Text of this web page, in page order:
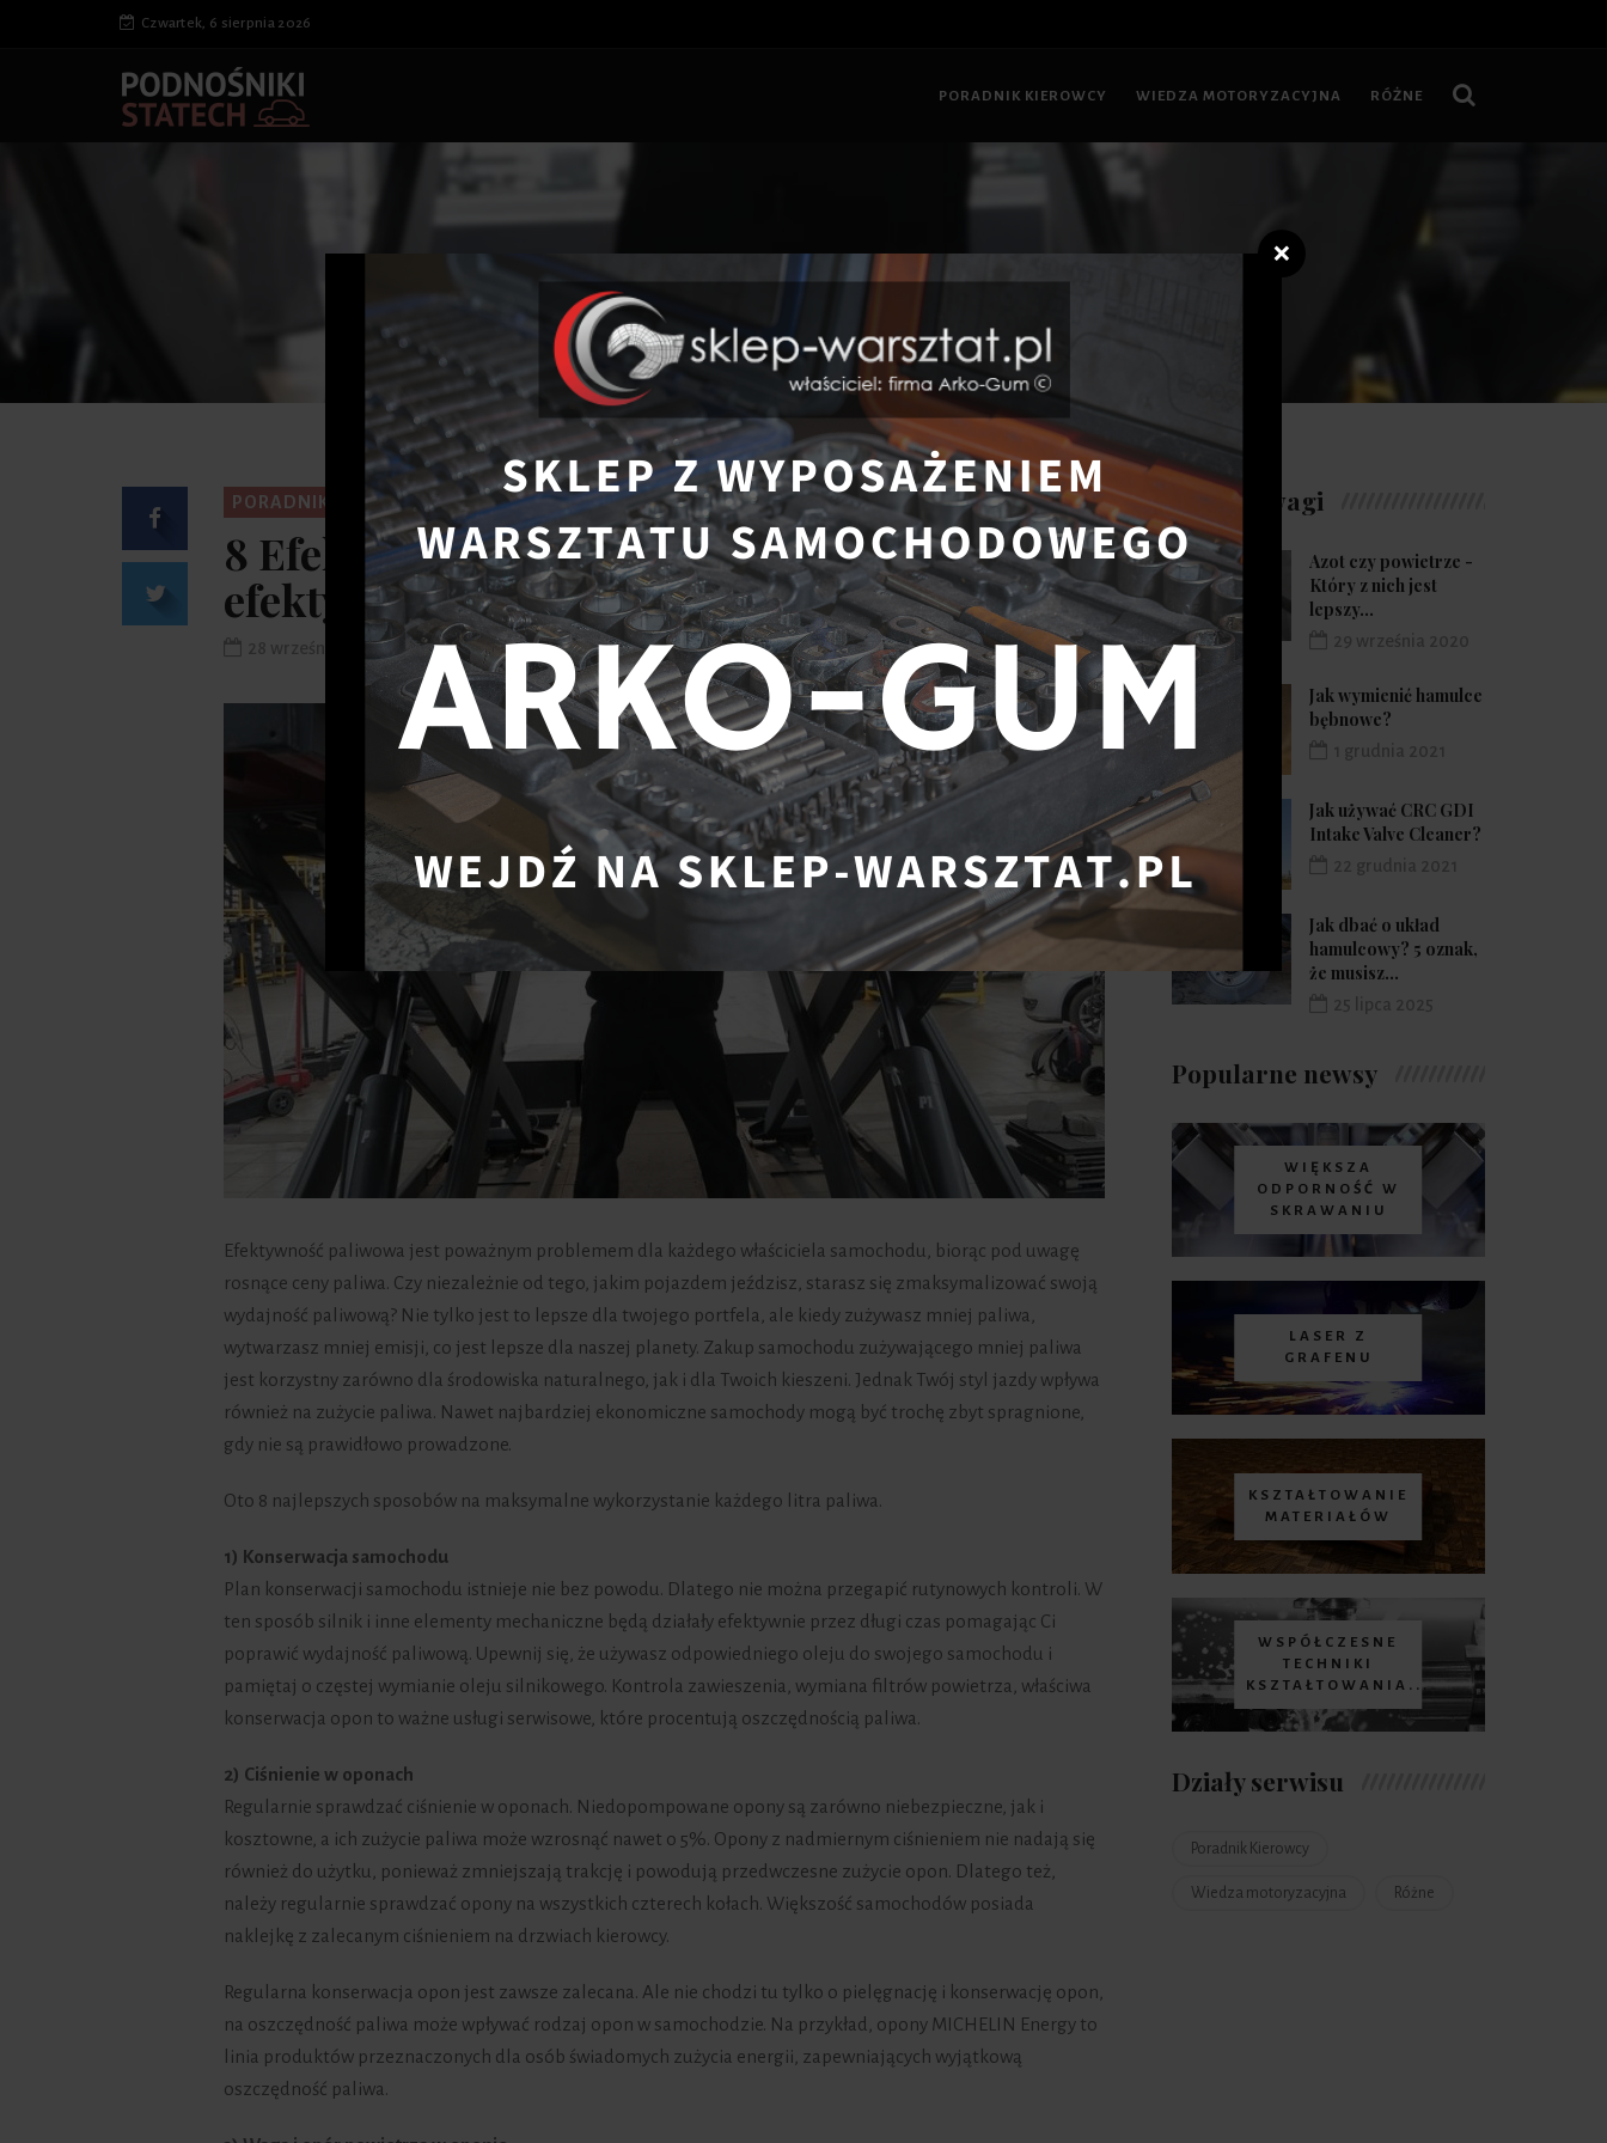
Czwartek, 6 sierpnia 2026
PORADNIK KIEROWCY WIEDZA MOTORYZACYJNA RÓŻNE
8 Efektywnych sposobów poprawy efektywności...
PORADNIK KIEROWCY
8 Efektywnych sposobów poprawy
efektywności paliwowej twojego pojazdu
28 września 2020
Efektywność paliwowa jest poważnym problemem dla każdego właściciela samochodu, biorąc pod uwagę
rosnące ceny paliwa. Czy niezależnie od tego, jakim pojazdem jeździsz, starasz się zmaksymalizować swoją
wydajność paliwową? Nie tylko jest to lepsze dla twojego portfela, ale kiedy zużywasz mniej paliwa,
wytwarzasz mniej emisji, co jest lepsze dla naszej planety. Zakup samochodu zużywającego mniej paliwa
jest korzystny zarówno dla środowiska naturalnego, jak i dla Twoich kieszeni. Jednak Twój styl jazdy wpływa
również na zużycie paliwa. Nawet najbardziej ekonomiczne samochody mogą być trochę zbyt spragnione,
gdy nie są prawidłowo prowadzone.
Oto 8 najlepszych sposobów na maksymalne wykorzystanie każdego litra paliwa.
1) Konserwacja samochodu
Plan konserwacji samochodu istnieje nie bez powodu. Dlatego nie można przegapić rutynowych kontroli. W
ten sposób silnik i inne elementy mechaniczne będą działały efektywnie przez długi czas pomagając Ci
poprawić wydajność paliwową. Upewnij się, że używasz odpowiedniego oleju do swojego samochodu i
pamiętaj o częstej wymianie oleju silnikowego. Kontrola zawieszenia, wymiana filtrów powietrza, właściwa
konserwacja opon to ważne usługi serwisowe, które procentują oszczędnością paliwa.
2) Ciśnienie w oponach
Regularnie sprawdzać ciśnienie w oponach. Niedopompowane opony są zarówno niebezpieczne, jak i
kosztowne, a ich zużycie paliwa może wzrosnąć nawet o 5%. Opony z nadmiernym ciśnieniem nie nadają się
również do użytku, ponieważ zmniejszają trakcję i powodują przedwczesne zużycie opon. Dlatego też,
należy regularnie sprawdzać opony na wszystkich czterech kołach. Większość samochodów posiada
naklejkę z zalecanym ciśnieniem na drzwiach kierowcy.
Regularna konserwacja opon jest zawsze zalecana. Ale nie chodzi tu tylko o pielęgnację i konserwację opon,
na oszczędność paliwa może wpływać rodzaj opon w samochodzie. Na przykład, opony MICHELIN Energy to
linia produktów przeznaczonych dla osób świadomych zużycia energii, zapewniających wyjątkową
oszczędność paliwa.
Warte uwagi
Azot czy powietrze -
Który z nich jest
lepszy...
Jak wymienić hamulce
bębnowe?
Jak używać CRC GDI
Intake Valve Cleaner?
Jak dbać o układ
hamulcowy? 5 oznak,
że musisz...
Popularne newsy
WIĘKSZA
ODPORNOŚĆ W
SKRAWANIU
LASER Z
GRAFENU
KSZTAŁTOWANIE
MATERIAŁÓW
WSPÓŁCZESNE
TECHNIKI
KSZTAŁTOWANIA...
Działy serwisu
Poradnik Kierowcy
Wiedza motoryzacyjna Różne
❌